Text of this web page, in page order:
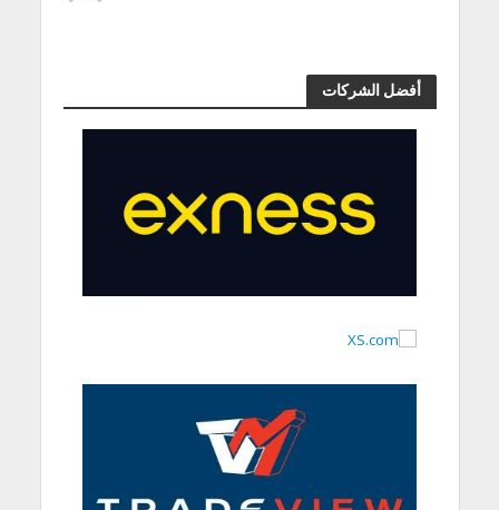
أفضل الشركات